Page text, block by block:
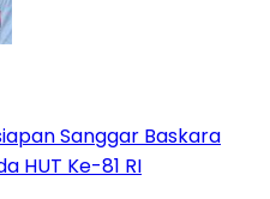
Sanggar Baskara
HUT Ke-81 RI